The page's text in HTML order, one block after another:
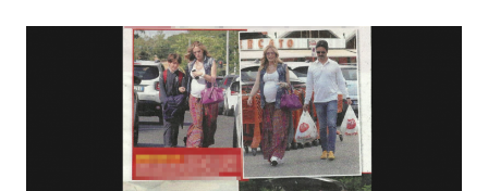
News Musica
News Spettacolo